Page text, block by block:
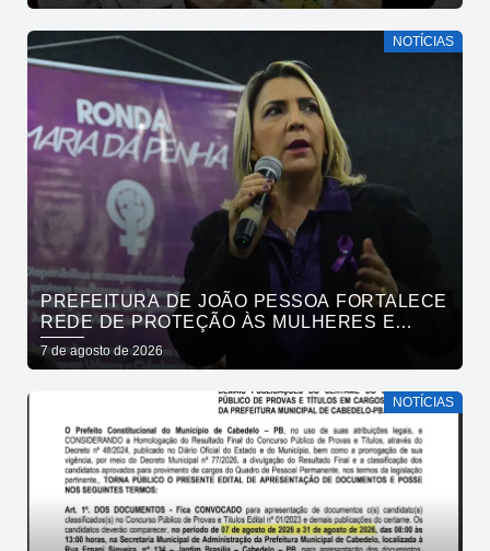
NOTÍCIAS
PREFEITURA DE JOÃO PESSOA FORTALECE
REDE DE PROTEÇÃO ÀS MULHERES E
ENTENDE QUE ACOLHER É SALVAR VIDAS
7 de agosto de 2026
NOTÍCIAS